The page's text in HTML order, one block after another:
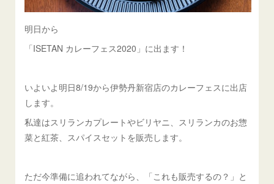
明日から
「ISETAN カレーフェス2020」に出ます！
いよいよ明日8/19から伊勢丹新宿店のカレーフェスに出店
します。
私達はスリランカプレートやビリヤニ、スリランカのお惣
菜と紅茶、スパイスセットを販売します。
ただ今準備に追われてながら、「これも販売するの？」と